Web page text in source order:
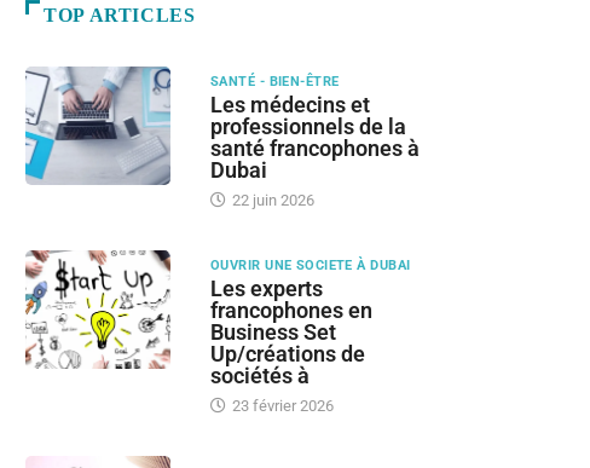
TOP ARTICLES
SANTÉ - BIEN-ÊTRE
Les médecins et
professionnels de la
santé francophones à
Dubai
22 juin 2026
OUVRIR UNE SOCIETE À DUBAI
Les experts
francophones en
Business Set
Up/créations de
sociétés à
23 février 2026